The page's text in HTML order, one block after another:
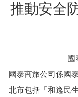
便
府
資
推動安全
國
國泰商旅公司係國
北市包括「和逸民